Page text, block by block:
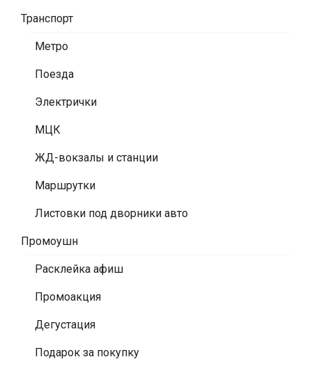
Транспорт
Метро
Поезда
Электрички
МЦК
ЖД-вокзалы и станции
Маршрутки
Листовки под дворники авто
Промоушн
Расклейка афиш
Промоакция
Дегустация
Подарок за покупку